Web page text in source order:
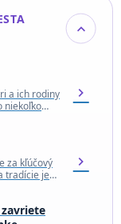
expand_more
a ich rodiny
niekoľko
chevron_right
za kľúčový
tradície je
chevron_right